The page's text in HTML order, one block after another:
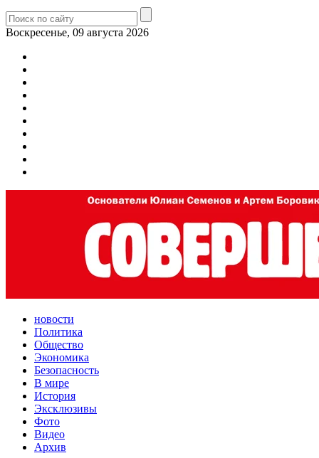
Воскресенье, 09 августа 2026
новости
Политика
Общество
Экономика
Безопасность
В мире
История
Эксклюзивы
Фото
Видео
Архив